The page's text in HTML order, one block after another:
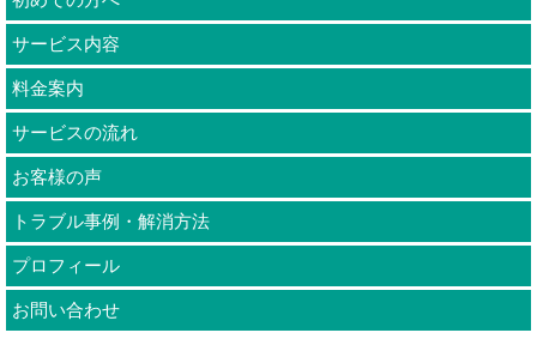
サービス内容
料金案内
サービスの流れ
お客様の声
トラブル事例・解消方法
プロフィール
お問い合わせ